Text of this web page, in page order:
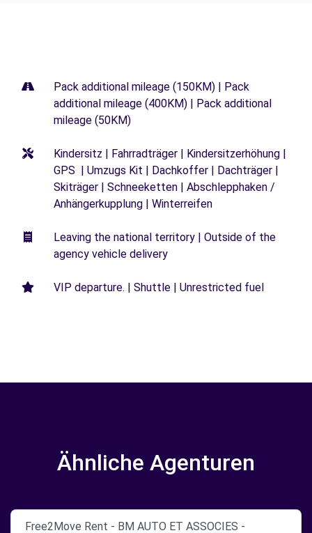
Pack additional mileage (150KM) | Pack
additional mileage (400KM) | Pack additional
mileage (50KM)
Kindersitz | Fahrradträger | Kindersitzerhöhung |
GPS | Umzugs Kit | Dachkoffer | Dachträger |
Skiträger | Schneeketten | Abschlepphaken /
Anhängerkupplung | Winterreifen
Leaving the national territory | Outside of the
agency vehicle delivery
VIP departure. | Shuttle | Unrestricted fuel
Ähnliche Agenturen
Free2Move Rent - BM AUTO ET ASSOCIES -